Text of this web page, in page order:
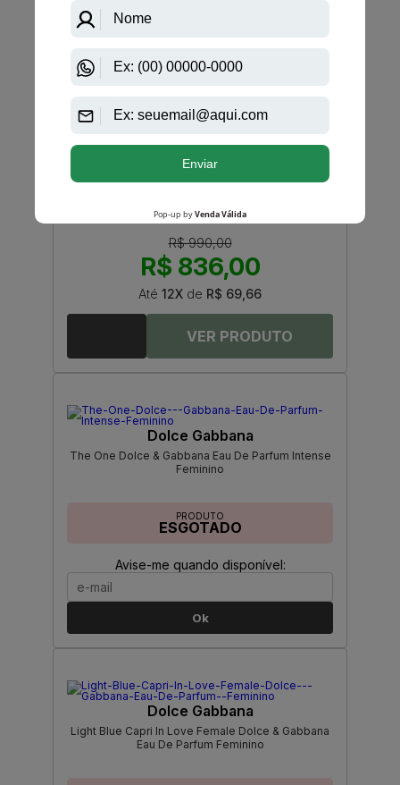
Dolce Gabbana
Dolce & Gabbana Pour Homme Eau De Toilette
R$ 990,00
R$ 836,00
Até 12X de R$ 69,66
Dolce Gabbana
The One Dolce & Gabbana Eau De Parfum Intense
Feminino
PRODUTO
ESGOTADO
Avise-me quando disponível:
Ok
Dolce Gabbana
Light Blue Capri In Love Female Dolce & Gabbana
Eau De Parfum Feminino